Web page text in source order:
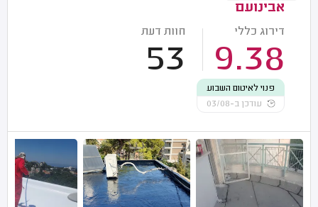
אבינועם
דירוג כללי
9.38
חוות דעת
53
פנוי לאיטום השבוע
עודכן ב-03/08